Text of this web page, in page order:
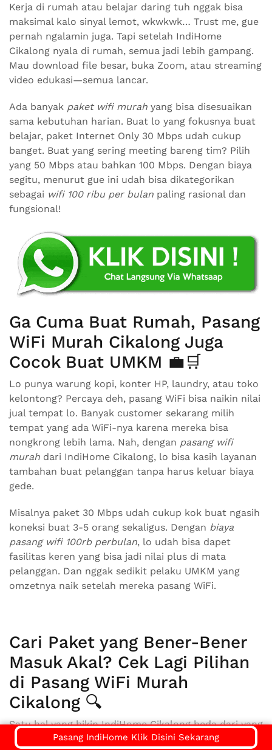
Kerja di rumah atau belajar daring tuh nggak bisa
maksimal kalo sinyal lemot, wkwkwk… Trust me, gue
pernah ngalamin juga. Tapi setelah IndiHome
Cikalong nyala di rumah, semua jadi lebih gampang.
Mau download file besar, buka Zoom, atau streaming
video edukasi—semua lancar.
Ada banyak paket wifi murah yang bisa disesuaikan
sama kebutuhan harian. Buat lo yang fokusnya buat
belajar, paket Internet Only 30 Mbps udah cukup
banget. Buat yang sering meeting bareng tim? Pilih
yang 50 Mbps atau bahkan 100 Mbps. Dengan biaya
segitu, menurut gue ini udah bisa dikategorikan
sebagai wifi 100 ribu per bulan paling rasional dan
fungsional!
Ga Cuma Buat Rumah, Pasang
WiFi Murah Cikalong Juga
Cocok Buat UMKM 💼🛒
Lo punya warung kopi, konter HP, laundry, atau toko
kelontong? Percaya deh, pasang WiFi bisa naikin nilai
jual tempat lo. Banyak customer sekarang milih
tempat yang ada WiFi-nya karena mereka bisa
nongkrong lebih lama. Nah, dengan pasang wifi
murah dari IndiHome Cikalong, lo bisa kasih layanan
tambahan buat pelanggan tanpa harus keluar biaya
gede.
Misalnya paket 30 Mbps udah cukup kok buat ngasih
koneksi buat 3-5 orang sekaligus. Dengan biaya
pasang wifi 100rb perbulan, lo udah bisa dapet
fasilitas keren yang bisa jadi nilai plus di mata
pelanggan. Dan nggak sedikit pelaku UMKM yang
omzetnya naik setelah mereka pasang WiFi.
Cari Paket yang Bener-Bener
Masuk Akal? Cek Lagi Pilihan
di Pasang WiFi Murah
Cikalong 🔍
Satu hal yang bikin IndiHome Cikalong beda dari yang
lain adalah kelengkapan pilihannya. Dari yang super
Pasang IndiHome Klik Disini Sekarang